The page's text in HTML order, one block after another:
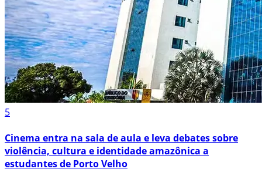
5
Cinema entra na sala de aula e leva debates sobre
violência, cultura e identidade amazônica a
estudantes de Porto Velho